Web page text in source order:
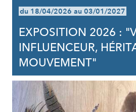
du 18/04/2026 au 03/01/2027
EXPOSITION 2026 :
INFLUENCEUR,
MOUVEMENT"